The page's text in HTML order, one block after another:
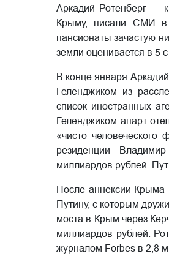
Аркадий Ротенберг —
Крыму, писали СМИ в
пансионаты зачастую
земли оценивается в 5
В конце января
Геленджиком из
список иностранных
Геленджиком апарт-
«чисто
резиденции
миллиардов рублей.
После аннексии Крыма
Путину, с которым
моста в Крым через
миллиардов рублей.
журналом Forbes в 2,8